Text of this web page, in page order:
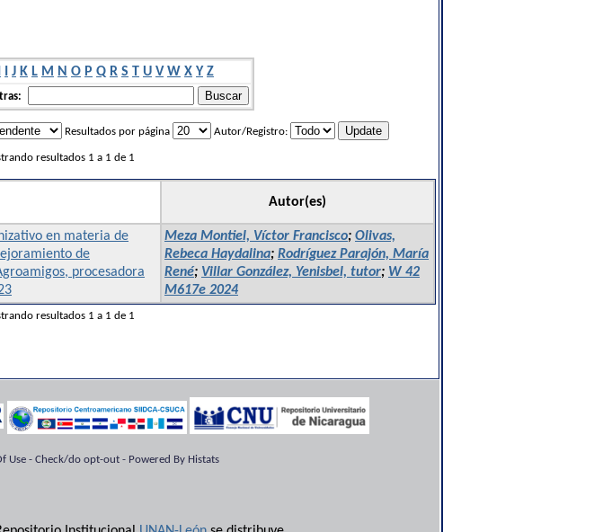
I J K L M N O P Q R S T U V W X Y Z
Resultados por página Autor/Registro:
resultados 1 a 1 de 1
Autor(es)
en materia de
de
procesadora
Meza Montiel, Víctor Francisco; Olivas,
Rebeca Haydalina; Rodríguez Parajón, María
René; Villar González, Yenisbel, tutor; W 42
M617e 2024
resultados 1 a 1 de 1
Use - Check/do opt-out - Powered By Histats